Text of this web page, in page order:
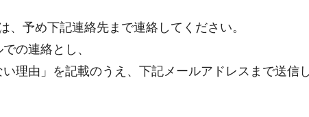
予め下記連絡先まで連絡してください。
の連絡とし、
理由」を記載のうえ、下記メールアドレスまで送信